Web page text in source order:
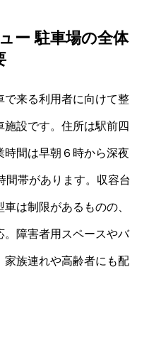
ー 駐車場の全体
で来る利用者に向けて整
設です。住所は駅前四
間は早朝６時から深夜
間帯があります。収容台
は制限があるものの、
。障害者用スペースやバ
家族連れや高齢者にも配